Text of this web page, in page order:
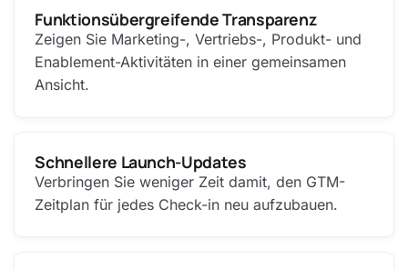
Funktionsübergreifende Transparenz
Zeigen Sie Marketing-, Vertriebs-, Produkt- und
Enablement-Aktivitäten in einer gemeinsamen
Ansicht.
Schnellere Launch-Updates
Verbringen Sie weniger Zeit damit, den GTM-
Zeitplan für jedes Check-in neu aufzubauen.